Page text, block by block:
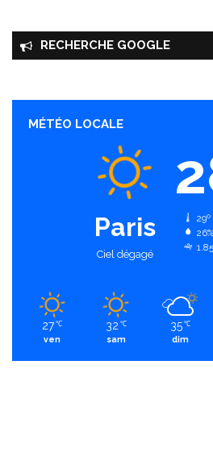
RECHERCHE GOOGLE
MÉTÉO LOCALE
Paris
Ciel dégagé
29º
26%
27 ℃
ven
32 ℃
sam
35 ℃
dim